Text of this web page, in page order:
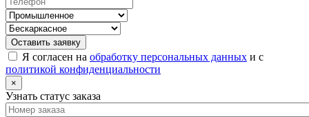
Оставить заявку
Я согласен на обработку персональных данных и с
политикой конфиденциальности
×
Узнать статус заказа